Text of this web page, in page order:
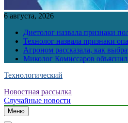
6 августа, 2026
Диетолог назвала признаки
Технолог назвала признаки
Агроном рассказала, как
Миколог Комиссаров
Технологический
Новостная рассылка
Случайные новости
Меню